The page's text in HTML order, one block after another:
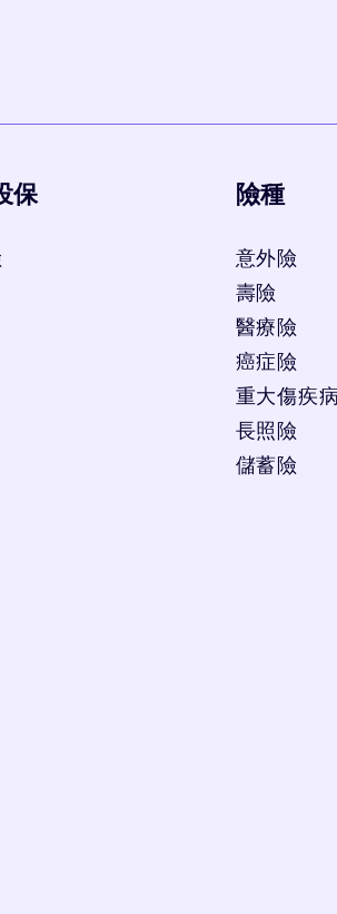
保 險種
意外險
壽險
醫療險
癌症險
重大傷疾
長照險
儲蓄險